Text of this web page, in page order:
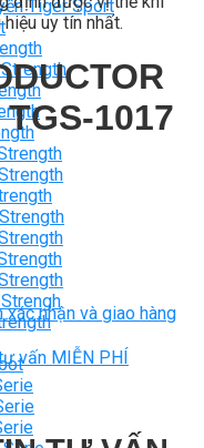
Tiger Sport
uy tín nhất.
1017
xác nhận và giao hàng
vấn MIỄN PHÍ